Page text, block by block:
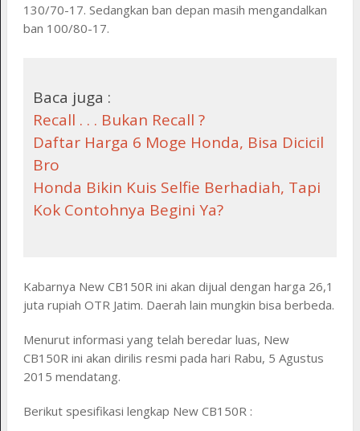
130/70-17. Sedangkan ban depan masih mengandalkan
ban 100/80-17.
Baca juga :
Recall . . . Bukan Recall ?
Daftar Harga 6 Moge Honda, Bisa Dicicil
Bro
Honda Bikin Kuis Selfie Berhadiah, Tapi
Kok Contohnya Begini Ya?
Kabarnya New CB150R ini akan dijual dengan harga 26,1
juta rupiah OTR Jatim. Daerah lain mungkin bisa berbeda.
Menurut informasi yang telah beredar luas, New
CB150R ini akan dirilis resmi pada hari Rabu, 5 Agustus
2015 mendatang.
Berikut spesifikasi lengkap New CB150R :